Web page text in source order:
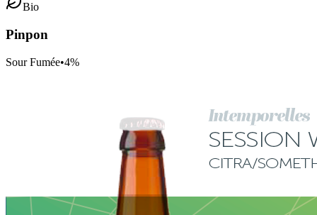
Bio
Pinpon
Sour Fumée•4%